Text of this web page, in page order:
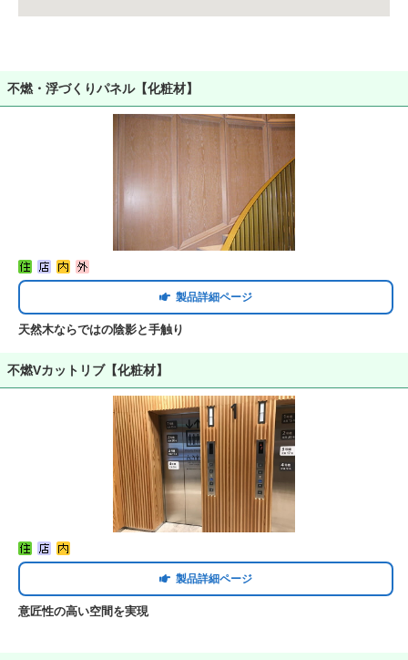
不燃・浮づくりパネル【化粧材】
製品詳細ページ
天然木ならではの陰影と手触り
不燃Vカットリブ【化粧材】
製品詳細ページ
意匠性の高い空間を実現